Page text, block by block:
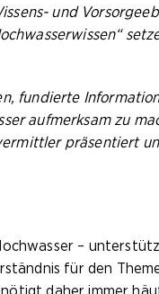
und
fundierte
aufmerksam zu
präsentiert
–
für den
daher immer